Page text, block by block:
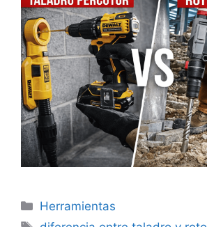
Categorías
Herramientas